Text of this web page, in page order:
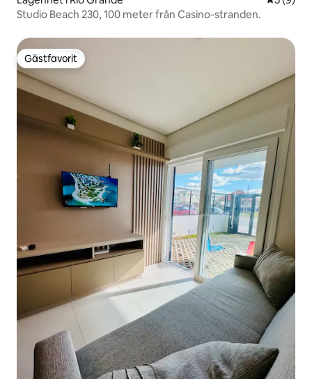
Studio Beach 230, 100 meter från Casino-stranden.
Gästfavorit
Gästfavorit